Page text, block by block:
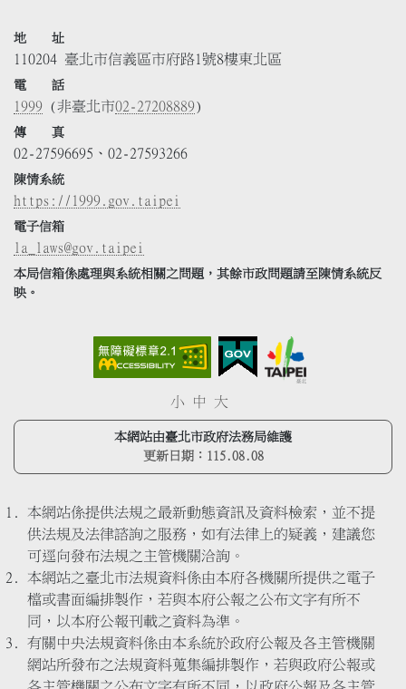
地 址
110204 臺北市信義區市府路1號8樓東北區
電 話
1999 (非臺北市02-27208889)
傳 真
02-27596695、02-27593266
陳情系統
https://1999.gov.taipei
電子信箱
la_laws@gov.taipei
本局信箱係處理與系統相關之問題，其餘市政問題請至陳情系統反
映。
小 中 大
本網站由臺北市政府法務局維護
更新日期： 115.08.08
本網站係提供法規之最新動態資訊及資料檢索，並不提
供法規及法律諮詢之服務，如有法律上的疑義，建議您
可逕向發布法規之主管機關洽詢。
本網站之臺北市法規資料係由本府各機關所提供之電子
檔或書面編排製作，若與本府公報之公布文字有所不
同，以本府公報刊載之資料為準。
有關中央法規資料係由本系統於政府公報及各主管機關
網站所發布之法規資料蒐集編排製作，若與政府公報或
各主管機關之公布文字有所不同，以政府公報及各主管